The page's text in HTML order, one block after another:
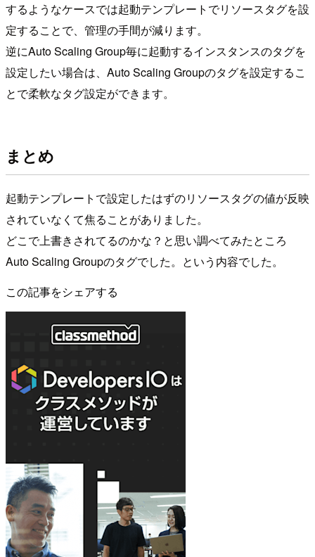
するようなケースでは起動テンプレートでリソースタグを設
定することで、管理の手間が減ります。
逆にAuto Scaling Group毎に起動するインスタンスのタグを
設定したい場合は、Auto Scaling Groupのタグを設定するこ
とで柔軟なタグ設定ができます。
まとめ
起動テンプレートで設定したはずのリソースタグの値が反映
されていなくて焦ることがありました。
どこで上書きされてるのかな？と思い調べてみたところ
Auto Scaling Groupのタグでした。という内容でした。
この記事をシェアする